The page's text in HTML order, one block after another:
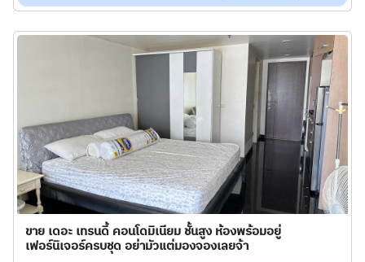
ขาย เดอะ เทรนดี้ คอนโดมิเนียม ชั้นสูง ห้องพร้อมอยู่
เฟอร์นิเจอร์ครบชุด อย่ามัวแต่มองจองเลยจ้า